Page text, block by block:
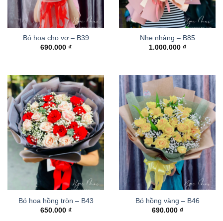
Bó hoa cho vợ – B39
690.000 ₫
Nhẹ nhàng – B85
1.000.000 ₫
Bó hoa hồng tròn – B43
650.000 ₫
Bó hồng vàng – B46
690.000 ₫